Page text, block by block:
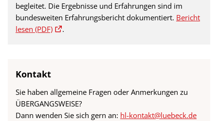
begleitet. Die Ergebnisse und Erfahrungen sind im
bundesweiten Erfahrungsbericht dokumentiert. Bericht
lesen (PDF)
.
Kontakt
Sie haben allgemeine Fragen oder Anmerkungen zu
ÜBERGANGSWEISE?
Dann wenden Sie sich gern an: hl-kontakt@luebeck.de